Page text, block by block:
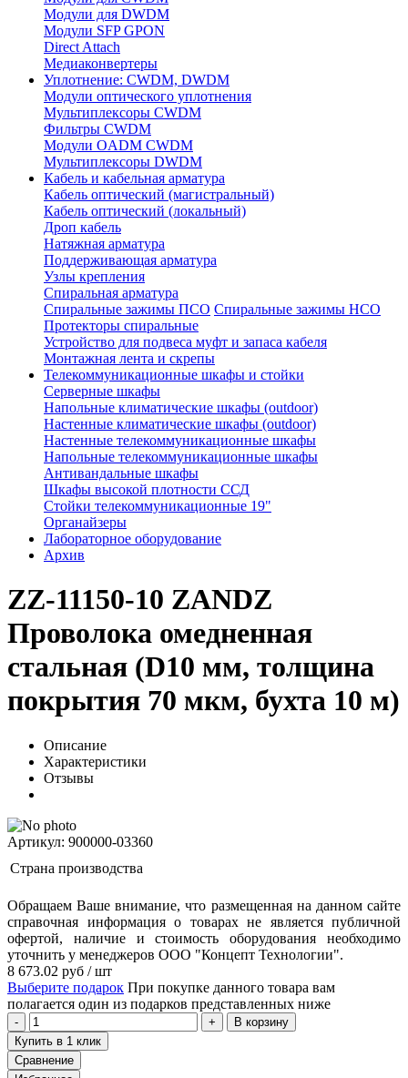
Модули для DWDM
Модули SFP GPON
Direct Attach
Медиаконвертеры
Уплотнение: CWDM, DWDM
Модули оптического уплотнения
Мультиплексоры CWDM
Фильтры CWDM
Модули OADM CWDM
Мультиплексоры DWDM
Кабель и кабельная арматура
Кабель оптический (магистральный)
Кабель оптический (локальный)
Дроп кабель
Натяжная арматура
Поддерживающая арматура
Узлы крепления
Спиральная арматура
Спиральные зажимы ПСО Спиральные зажимы НСО
Протекторы спиральные
Устройство для подвеса муфт и запаса кабеля
Монтажная лента и скрепы
Телекоммуникационные шкафы и стойки
Серверные шкафы
Напольные климатические шкафы (outdoor)
Настенные климатические шкафы (outdoor)
Настенные телекоммуникационные шкафы
Напольные телекоммуникационные шкафы
Антивандальные шкафы
Шкафы высокой плотности ССД
Стойки телекоммуникационные 19"
Органайзеры
Лабораторное оборудование
Архив
ZZ-11150-10 ZANDZ
Проволока омедненная
стальная (D10 мм, толщина
покрытия 70 мкм, бухта 10 м)
Описание
Характеристики
Отзывы
Артикул: 900000-03360
Страна производства
Обращаем Ваше внимание, что размещенная на данном сайте
справочная информация о товарах не является публичной
офертой, наличие и стоимость оборудования необходимо
уточнить у менеджеров ООО "Концепт Технологии".
8 673.02 руб / шт
Выберите подарок При покупке данного товара вам
полагается один из подарков представленных ниже
В корзину
Купить в 1 клик
Сравнение